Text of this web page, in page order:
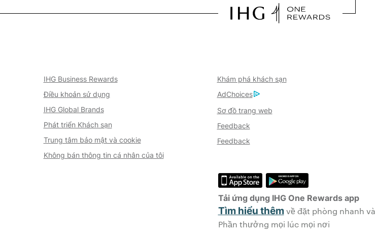
IHG Business Rewards
Điều khoản sử dụng
IHG Global Brands
Phát triển Khách sạn
Trung tâm bảo mật và cookie
Không bán thông tin cá nhân của tôi
Khám phá khách sạn
AdChoices
Sơ đồ trang web
Feedback
Feedback
Tải ứng dụng IHG One Rewards app
Tìm hiểu thêmvề đặt phòng nhanh và
Phần thưởng mọi lúc mọi nơi